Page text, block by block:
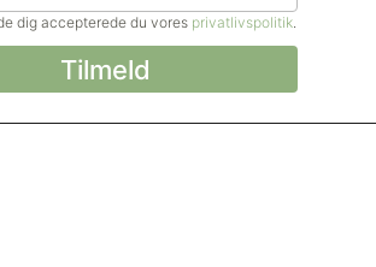
dig accepterede du vores privatlivspolitik.